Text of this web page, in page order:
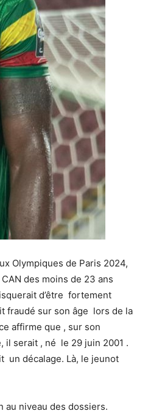
Olympiques de Paris 2024,
des moins de 23 ans
d’être fortement
fraudé sur son âge lors de la
affirme que , sur son
il serait , né le 29 juin 2001 .
un décalage. Là, le jeunot
au niveau des dossiers.